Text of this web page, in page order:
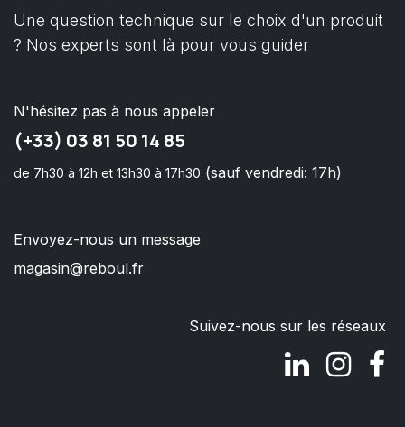
Une question technique sur le choix d'un produit
? Nos experts sont là pour vous guider
N'hésitez pas à nous appeler
(+33) 03 81 50 14 85
de 7h30 à 12h et 13h30 à 17h30 (sauf vendredi: 17h)
Envoyez-nous un message
magasin@reboul.fr
Suivez-nous sur les réseaux